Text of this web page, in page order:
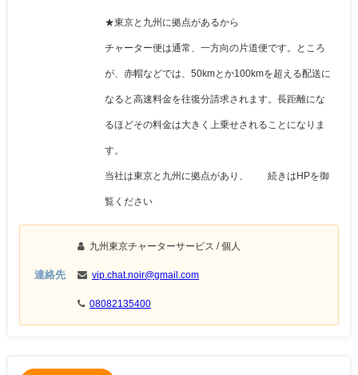
★東京と九州に拠点があるから
チャーター便は通常、一方向の片道便です。ところ
が、赤帽などでは、50kmとか100kmを超える配送に
なると高速料金を往復分請求されます。長距離にな
るほどその料金は大きく上乗せされることになりま
す。
当社は東京と九州に拠点があり、 続きはHPを御
覧ください
連絡先
九州東京チャーターサービス / 個人
vip.chat.noir@gmail.com
08082135400